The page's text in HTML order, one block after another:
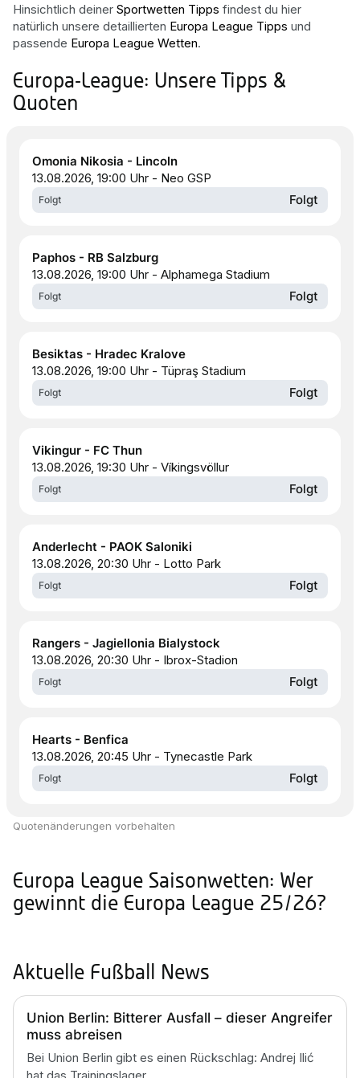
Hinsichtlich deiner Sportwetten Tipps findest du hier
natürlich unsere detaillierten Europa League Tipps und
passende Europa League Wetten.
Europa-League: Unsere Tipps &
Quoten
Omonia Nikosia - Lincoln
13.08.2026, 19:00 Uhr - Neo GSP
Folgt Folgt
Paphos - RB Salzburg
13.08.2026, 19:00 Uhr - Alphamega Stadium
Folgt Folgt
Besiktas - Hradec Kralove
13.08.2026, 19:00 Uhr - Tüpraş Stadium
Folgt Folgt
Vikingur - FC Thun
13.08.2026, 19:30 Uhr - Víkingsvöllur
Folgt Folgt
Anderlecht - PAOK Saloniki
13.08.2026, 20:30 Uhr - Lotto Park
Folgt Folgt
Rangers - Jagiellonia Bialystock
13.08.2026, 20:30 Uhr - Ibrox-Stadion
Folgt Folgt
Hearts - Benfica
13.08.2026, 20:45 Uhr - Tynecastle Park
Folgt Folgt
Quotenänderungen vorbehalten
Europa League Saisonwetten: Wer
gewinnt die Europa League 25/26?
Aktuelle Fußball News
Union Berlin: Bitterer Ausfall – dieser Angreifer
muss abreisen
Bei Union Berlin gibt es einen Rückschlag: Andrej Ilić